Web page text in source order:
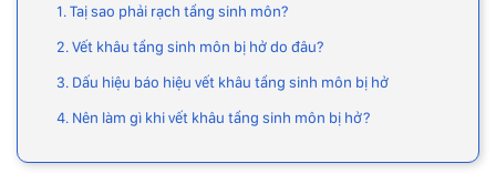
1. Taị sao phải rạch tầng sinh môn?
2. Vết khâu tầng sinh môn bị hở do đâu?
3. Dấu hiệu báo hiệu vết khâu tầng sinh môn bị hở
4. Nên làm gì khi vết khâu tầng sinh môn bị hở?